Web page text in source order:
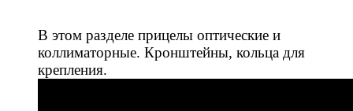
В этом разделе прицелы оптические и
коллиматорные. Кронштейны, кольца для
крепления.